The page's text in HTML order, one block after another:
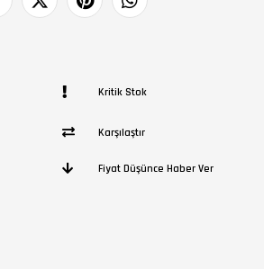
Kritik Stok
Karşılaştır
Fiyat Düşünce Haber Ver